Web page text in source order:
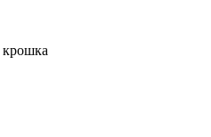
крошка